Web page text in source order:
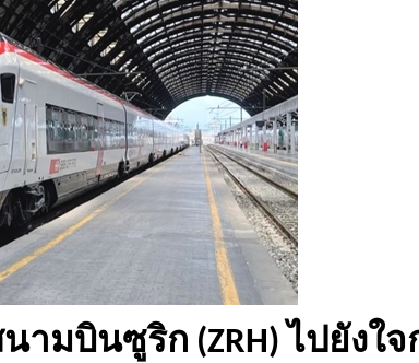
ามบินซูริก (ZRH) ไปยังใจ